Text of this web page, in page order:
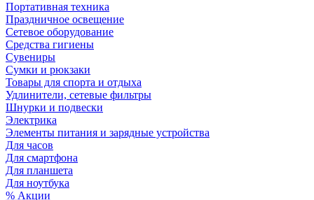
Портативная техника
Праздничное освещение
Сетевое оборудование
Средства гигиены
Сувениры
Сумки и рюкзаки
Товары для спорта и отдыха
Удлинители, сетевые фильтры
Шнурки и подвески
Электрика
Элементы питания и зарядные устройства
Для часов
Для смартфона
Для планшета
Для ноутбука
% Акции